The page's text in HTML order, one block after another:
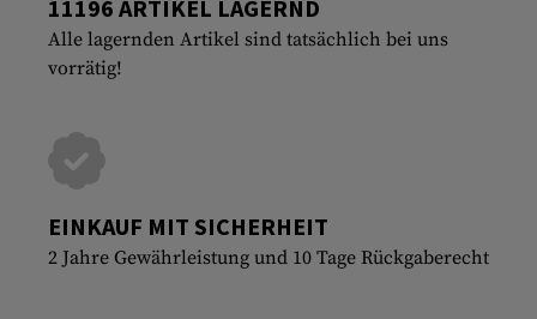
11196 ARTIKEL LAGERND
Alle lagernden Artikel sind tatsächlich bei uns
vorrätig!
EINKAUF MIT SICHERHEIT
2 Jahre Gewährleistung und 10 Tage Rückgaberecht